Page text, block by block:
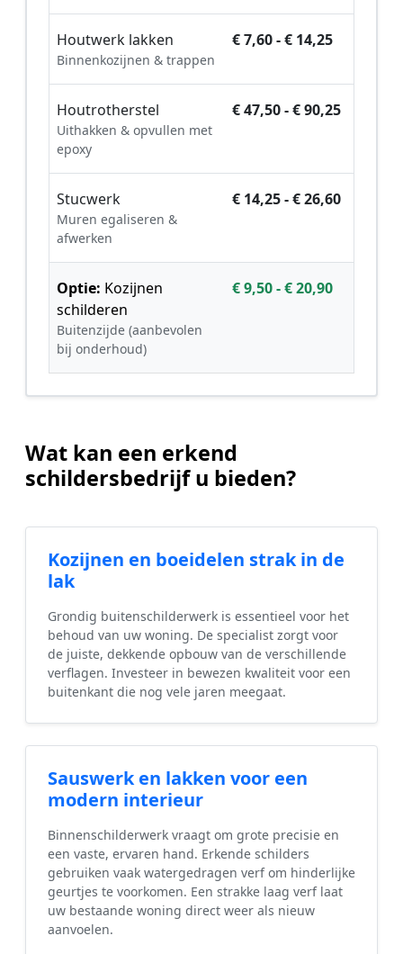
Houtwerk lakken
Binnenkozijnen & trappen
€ 7,60 - € 14,25
Houtrotherstel
Uithakken & opvullen met
epoxy
€ 47,50 - € 90,25
Stucwerk
Muren egaliseren &
afwerken
€ 14,25 - € 26,60
Optie: Kozijnen
schilderen
Buitenzijde (aanbevolen
bij onderhoud)
€ 9,50 - € 20,90
Wat kan een erkend
schildersbedrijf u bieden?
Kozijnen en boeidelen strak in de
lak
Grondig buitenschilderwerk is essentieel voor het
behoud van uw woning. De specialist zorgt voor
de juiste, dekkende opbouw van de verschillende
verflagen. Investeer in bewezen kwaliteit voor een
buitenkant die nog vele jaren meegaat.
Sauswerk en lakken voor een
modern interieur
Binnenschilderwerk vraagt om grote precisie en
een vaste, ervaren hand. Erkende schilders
gebruiken vaak watergedragen verf om hinderlijke
geurtjes te voorkomen. Een strakke laag verf laat
uw bestaande woning direct weer als nieuw
aanvoelen.